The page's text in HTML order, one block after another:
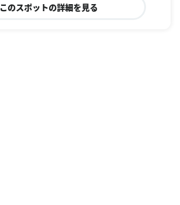
このスポットの詳細を見る